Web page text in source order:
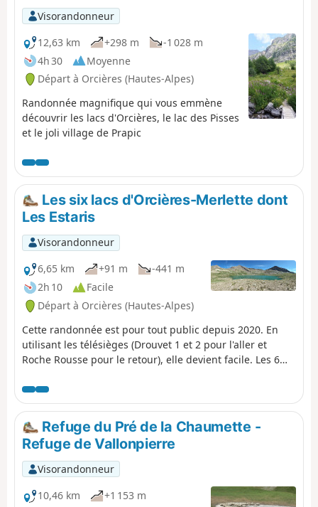
Visorandonneur
12,63 km
+298 m
-1 028 m
4h 30
Moyenne
Départ à Orcières (Hautes-Alpes)
Randonnée magnifique qui vous emmène
découvrir les lacs d'Orcières, le lac des Pisses
et le joli village de Prapic
Les six lacs d'Orcières-Merlette dont
Les Estaris
Visorandonneur
6,65 km
+91 m
-441 m
2h 10
Facile
Départ à Orcières (Hautes-Alpes)
Cette randonnée est pour tout public depuis 2020. En
utilisant les télésièges (Drouvet 1 et 2 pour l'aller et
Roche Rousse pour le retour), elle devient facile. Les 6
variante vers le Col de Freissinières est possible. Les
paysages sont somptueux, en particulier au point de
départ au sommet du Drouvet. Les lacs sont tous de
grande beauté avec une grande diversité.
Refuge du Pré de la Chaumette -
Refuge de Vallonpierre
Visorandonneur
10,46 km
+1 153 m